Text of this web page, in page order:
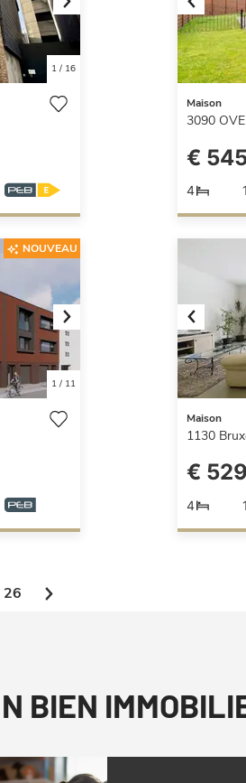
Next
1/ 16
Maison
3090
€
4 1
Next
1/ 11
NOUVEAU
Maison
1130
€
4 1
26
BIEN